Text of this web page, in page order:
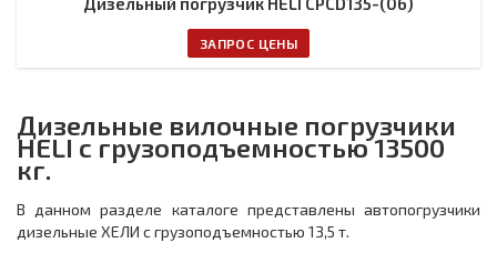
ЗАПРОС ЦЕНЫ
Дизельные вилочные погрузчики
HELI с грузоподъемностью 13500
кг.
В данном разделе каталоге представлены автопогрузчики
дизельные ХЕЛИ с грузоподъемностью 13,5 т.